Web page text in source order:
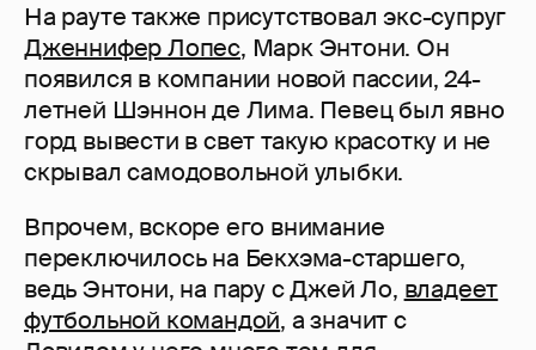
На рауте также присутствовал экс-супруг
Дженнифер Лопес, Марк Энтони. Он
появился в компании новой пассии, 24-
летней Шэннон де Лима. Певец был явно
горд вывести в свет такую красотку и не
скрывал самодовольной улыбки.
Впрочем, вскоре его внимание
переключилось на Бекхэма-старшего,
ведь Энтони, на пару с Джей Ло, владеет
футбольной командой, а значит с